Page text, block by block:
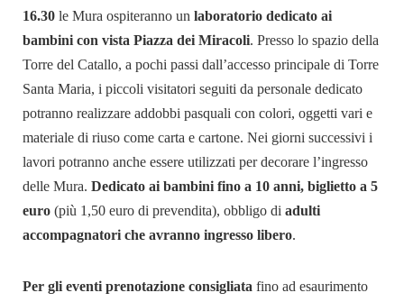
16.30 le Mura ospiteranno un laboratorio dedicato ai
bambini con vista Piazza dei Miracoli. Presso lo spazio della
Torre del Catallo, a pochi passi dall’accesso principale di Torre
Santa Maria, i piccoli visitatori seguiti da personale dedicato
potranno realizzare addobbi pasquali con colori, oggetti vari e
materiale di riuso come carta e cartone. Nei giorni successivi i
lavori potranno anche essere utilizzati per decorare l’ingresso
delle Mura. Dedicato ai bambini fino a 10 anni, biglietto a 5
euro (più 1,50 euro di prevendita), obbligo di adulti
accompagnatori che avranno ingresso libero.
Per gli eventi prenotazione consigliata fino ad esaurimento